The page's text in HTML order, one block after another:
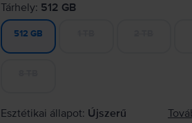
Tárhely: 512 GB
512 GB
Esztétikai állapot: Újszerű